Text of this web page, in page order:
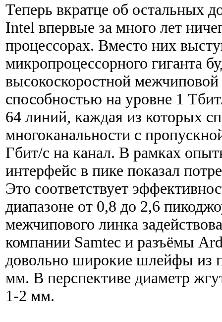
Теперь вкратце об остальных
Intel впервые за много лет
процессорах. Вместо них
микропроцессорного гиганта
высокоскоростной
способностью на уровне 1
64 линий, каждая из которых
многоканальности с
Гбит/с на канал. В рамках
интерфейс в пике показал
Это соответствует
диапазоне от 0,8 до 2,6
межчипового линка
компании Samtec и разъёмы
довольно широкие шлейфы из
мм. В перспективе диаметр
1-2 мм.